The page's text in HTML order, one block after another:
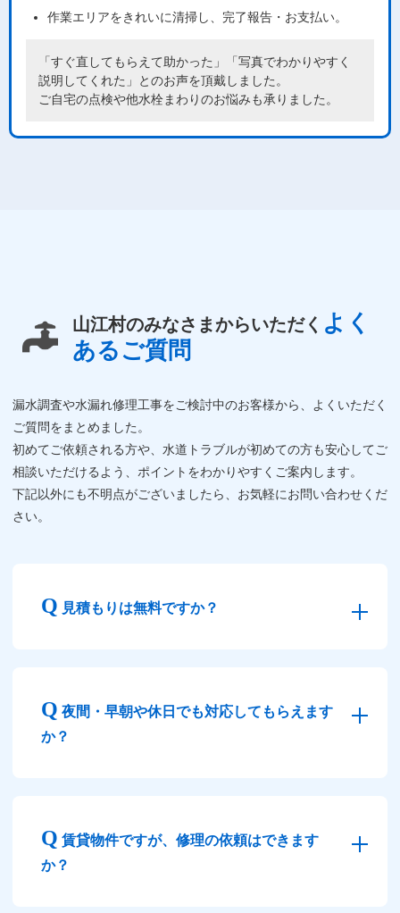
作業エリアをきれいに清掃し、完了報告・お支払い。
「すぐ直してもらえて助かった」「写真でわかりやすく
説明してくれた」とのお声を頂戴しました。
ご自宅の点検や他水栓まわりのお悩みも承りました。
山江村のみなさまからいただく よく
あるご質問
漏水調査や水漏れ修理工事をご検討中のお客様から、よくいただく
ご質問をまとめました。
初めてご依頼される方や、水道トラブルが初めての方も安心してご
相談いただけるよう、ポイントをわかりやすくご案内します。
下記以外にも不明点がございましたら、お気軽にお問い合わせくだ
さい。
見積もりは無料ですか？
夜間・早朝や休日でも対応してもらえます
か？
賃貸物件ですが、修理の依頼はできます
か？